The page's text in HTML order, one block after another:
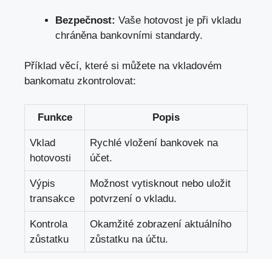
Bezpečnost: Vaše hotovost je při vkladu
chráněna bankovními standardy.
Příklad věcí, které si můžete na vkladovém
bankomatu zkontrolovat:
Funkce Popis
Vklad
hotovosti
Rychlé vložení bankovek na
účet.
Výpis
transakce
Možnost vytisknout nebo uložit
potvrzení o vkladu.
Kontrola
zůstatku
Okamžité zobrazení aktuálního
zůstatku na účtu.